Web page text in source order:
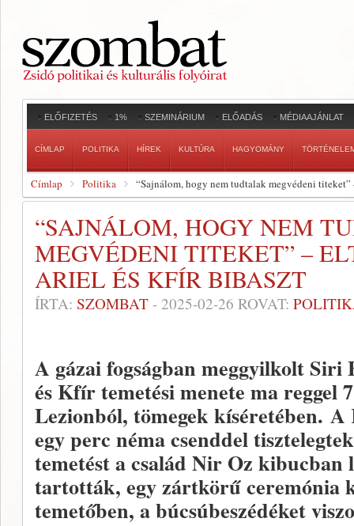
ELŐFIZETÉS 1% SZEMINÁRIUM ELŐADÁS MÉDIAAJÁNLAT
CÍMLAP POLITIKA HÍREK KULTÚRA HAGYOMÁNY
Címlap Politika “Sajnálom, hogy nem tudtalak megvédeni
“SAJNÁLOM, HOGY NEM
MEGVÉDENI TITEKET” –
ARIEL ÉS KFÍR BIBASZT
ÍRTA: SZOMBAT - 2025-02-26 ROVAT:
A gázai fogságban meggyilkolt Siri
és Kfír temetési menete ma reggel
Lezionból, tömegek kíséretében. A
egy perc néma csenddel
temetést a család Nir Oz kibucban
tartották, egy zártkörű ceremónia
temetőben, a búcsúbeszédéket